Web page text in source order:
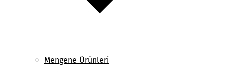
Mengene Ürünleri